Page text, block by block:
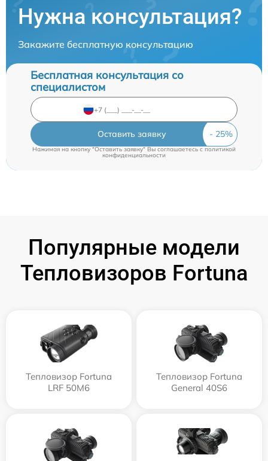
Нужна консультация?
Закажите бесплатную консультацию
Бесплатная консультация со
специалистом
Оставить заявку
Нажимая на кнопку "Оставить заявку" Вы соглашаетесь c политикой
конфиденциальности
Популярные модели
Тепловизоров Fortuna
Тепловизор Fortuna
LRF 50M6
Тепловизор Fortuna
General 40S6